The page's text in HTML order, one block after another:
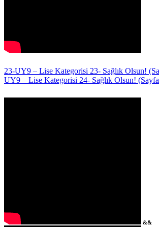
23-UY9 – Lise Kategorisi 23- Sağlık Olsun!
UY9 – Lise Kategorisi 24- Sağlık Olsun!
&&